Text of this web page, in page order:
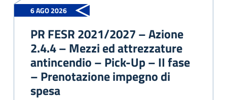
6 AGO 2026
PR FESR 2021/2027 – Azione
2.4.4 – Mezzi ed attrezzature
antincendio – Pick-Up – II fase
– Prenotazione impegno di
spesa